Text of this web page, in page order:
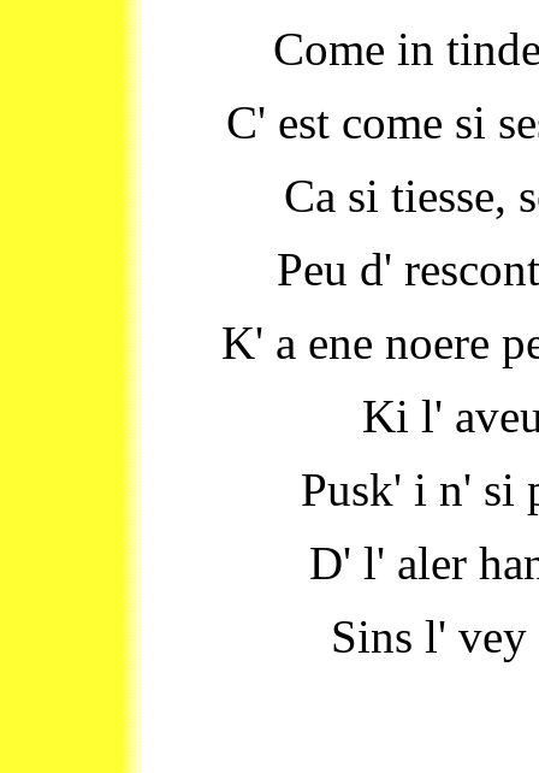
Come in
C' est come si
Ca si tiesse,
Peu d'
K' a ene noere
Ki l'
Pusk' i n' si
D' l' aler
Sins l'